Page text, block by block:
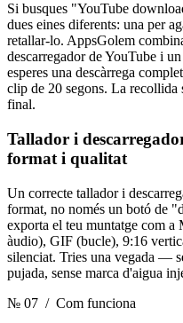
Si busques "YouTube
dues eines diferents: una per
retallar-lo. AppsGolem
descarregador de YouTube i
esperes una descàrrega
clip de 20 segons. La recollida
final.
Tallador i
format i qualitat
Un correcte tallador i
format, no només un botó de
exporta el teu muntatge com
àudio), GIF (bucle), 9:16
silenciat. Tries una vegada —
pujada, sense marca d'aigua
№ 07 / Com funciona